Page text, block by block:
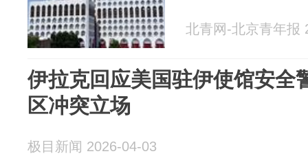
北青网-北京青年报
伊拉克回应美国驻伊使馆安全
区冲突立场
极目新闻 2026-04-03